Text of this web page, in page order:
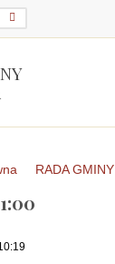
RADA GMINY